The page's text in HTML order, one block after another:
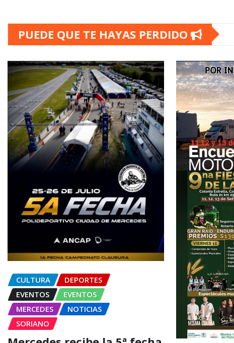
PUEDE QUE TE HAYAS PERDIDO
CULTURA
DEPORTES
EVENTOS
EVENTOS
MERCEDES
NOTICIAS
SORIANO